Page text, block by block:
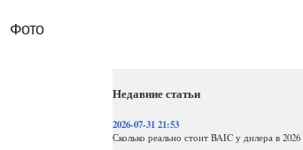
Фото
Недавние статьи
2026-07-31 21:53
Сколько реально стоит BAIC у дилера в 2026